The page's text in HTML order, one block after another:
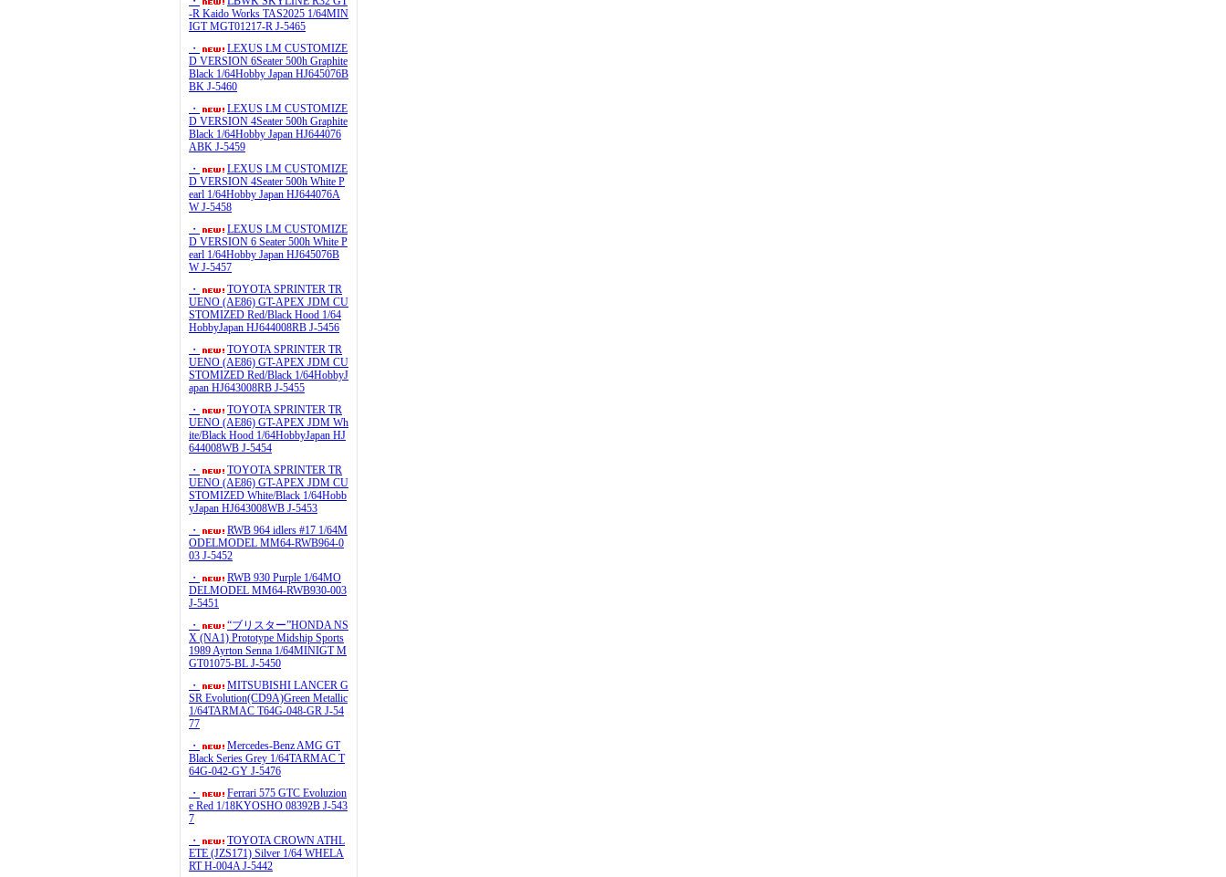
-R Kaido Works TAS2025 1/64MIN
IGT MGT01217-R J-5465
・
LEXUS LM CUSTOMIZE
D VERSION 6Seater 500h Graphite
Black 1/64Hobby Japan HJ645076B
BK J-5460
・
LEXUS LM CUSTOMIZE
D VERSION 4Seater 500h Graphite
Black 1/64Hobby Japan HJ644076
ABK J-5459
・
LEXUS LM CUSTOMIZE
D VERSION 4Seater 500h White P
earl 1/64Hobby Japan HJ644076A
W J-5458
・
LEXUS LM CUSTOMIZE
D VERSION 6 Seater 500h White P
earl 1/64Hobby Japan HJ645076B
W J-5457
・
TOYOTA SPRINTER TR
UENO (AE86) GT-APEX JDM CU
STOMIZED Red/Black Hood 1/64
HobbyJapan HJ644008RB J-5456
・
TOYOTA SPRINTER TR
UENO (AE86) GT-APEX JDM CU
STOMIZED Red/Black 1/64HobbyJ
apan HJ643008RB J-5455
・
TOYOTA SPRINTER TR
UENO (AE86) GT-APEX JDM Wh
ite/Black Hood 1/64HobbyJapan HJ
644008WB J-5454
・
TOYOTA SPRINTER TR
UENO (AE86) GT-APEX JDM CU
STOMIZED White/Black 1/64Hobb
yJapan HJ643008WB J-5453
・
RWB 964 idlers #17 1/64M
ODELMODEL MM64-RWB964-0
03 J-5452
・
RWB 930 Purple 1/64MO
DELMODEL MM64-RWB930-003
J-5451
・
“ブリスター”HONDA NS
X (NA1) Prototype Midship Sports
1989 Ayrton Senna 1/64MINIGT M
GT01075-BL J-5450
・
MITSUBISHI LANCER G
SR Evolution(CD9A)Green Metallic
1/64TARMAC T64G-048-GR J-54
77
・
Mercedes-Benz AMG GT
Black Series Grey 1/64TARMAC T
64G-042-GY J-5476
・
Ferrari 575 GTC Evoluzion
e Red 1/18KYOSHO 08392B J-543
7
・
TOYOTA CROWN ATHL
ETE (JZS171) Silver 1/64 WHELA
RT H-004A J-5442